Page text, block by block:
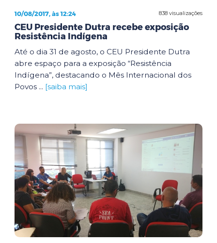
838 visualizações
10/08/2017, às 12:24
CEU Presidente Dutra recebe exposição
Resistência Indígena
Até o dia 31 de agosto, o CEU Presidente Dutra
abre espaço para a exposição “Resistência
Indígena”, destacando o Mês Internacional dos
Povos ... [saiba mais]